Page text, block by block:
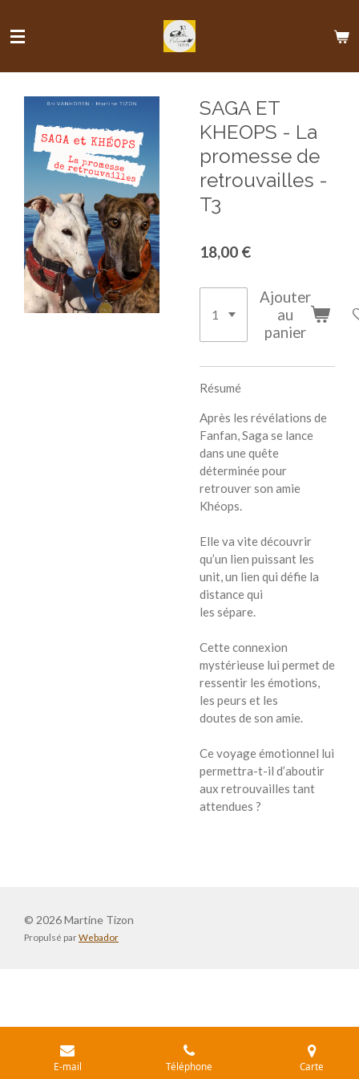
au
SAGA ET
KHEOPS - La
promesse de
retrouvailles -
T3
18,00 €
Ajouter
au
panier
Résumé
Après les révélations de
Fanfan, Saga se lance
dans une quête
déterminée pour
retrouver son amie
Khéops.
Elle va vite découvrir
qu’un lien puissant les
unit, un lien qui défie la
distance qui
les sépare.
Cette connexion
mystérieuse lui permet de
ressentir les émotions,
les peurs et les
doutes de son amie.
Ce voyage émotionnel lui
permettra-t-il d’aboutir
aux retrouvailles tant
attendues ?
© 2026 Martine Tizon
Propulsé parWebador
E-mail Téléphone Carte